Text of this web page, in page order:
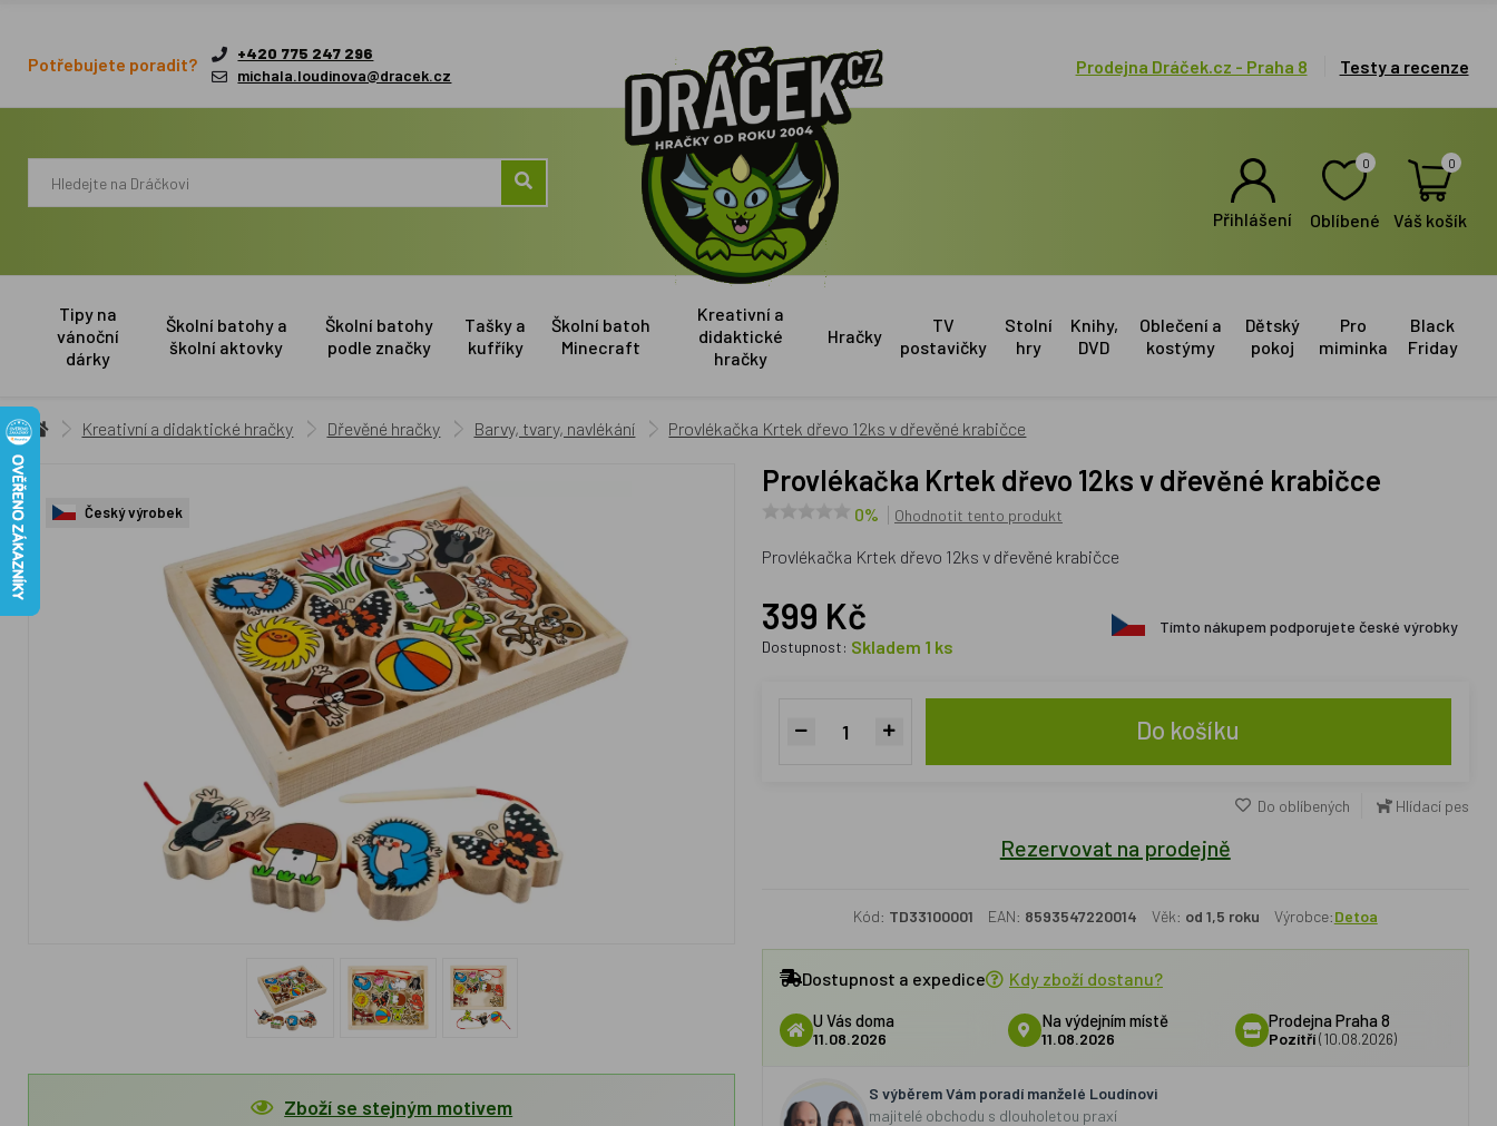
Potřebujete poradit?
+420 775 247 296
michala.loudinova@dracek.cz
Prodejna Dráček.cz - Praha 8 Testy a recenze
Přihlášení
0
Oblíbené
0
Váš košík
Tipy na
vánoční
dárky
Školní batohy a
školní aktovky
Školní batohy
podle značky
Tašky a
kufříky
Školní batoh
Minecraft
Kreativní a
didaktické
hračky
Hračky
TV
postavičky
Stolní
hry
Knihy,
DVD
Oblečení a
kostýmy
Dětský
pokoj
Pro
miminka
Black
Friday
Kreativní a didaktické hračky Dřevěné hračky Barvy, tvary, navlékání Provlékačka Krtek dřevo 12ks v dřevěné krabičce
Český výrobek
Zboží se stejným motivem
Provlékačka Krtek dřevo 12ks v dřevěné krabičce
0% Ohodnotit tento produkt
Provlékačka Krtek dřevo 12ks v dřevěné krabičce
399 Kč
Dostupnost: Skladem 1 ks
Tímto nákupem podporujete české výrobky
Do košíku
Do oblíbených Hlídací pes
Rezervovat na prodejně
Kód: TD33100001 EAN: 8593547220014 Věk: od 1,5 roku Výrobce:Detoa
Dostupnost a expedice Kdy zboží dostanu?
U Vás doma
11.08.2026
Na výdejním místě
11.08.2026
Prodejna Praha 8
Pozítří(10.08.2026)
S výběrem Vám poradí manželé Loudínovi
majitelé obchodu s dlouholetou praxí